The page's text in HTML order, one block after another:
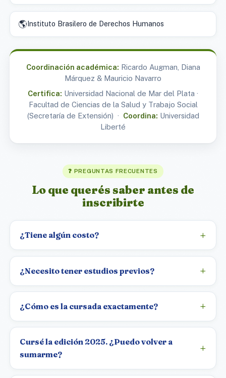
🌎Instituto Brasilero de Derechos Humanos
Coordinación académica: Ricardo Augman, Diana
Márquez & Mauricio Navarro
Certifica: Universidad Nacional de Mar del Plata ·
Facultad de Ciencias de la Salud y Trabajo Social
(Secretaría de Extensión) · Coordina: Universidad
Liberté
❓ PREGUNTAS FRECUENTES
Lo que querés saber antes de
inscribirte
¿Tiene algún costo?
¿Necesito tener estudios previos?
¿Cómo es la cursada exactamente?
Cursé la edición 2025. ¿Puedo volver a
sumarme?